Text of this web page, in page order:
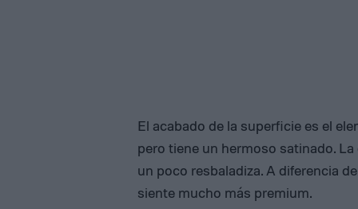
El acabado de la superficie es el
pero tiene un hermoso satinado.
un poco resbaladiza. A diferencia
siente mucho más premium.